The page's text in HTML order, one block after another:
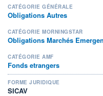
CATÉGORIE GÉNÉRALE
Obligations Autres
CATÉGORIE MORNINGSTAR
Obligations Marchés
CATÉGORIE AMF
Fonds etrangers
FORME JURIDIQUE
SICAV